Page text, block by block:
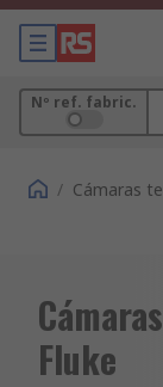
Nº ref. fabric.
/ Cámaras
Fluke